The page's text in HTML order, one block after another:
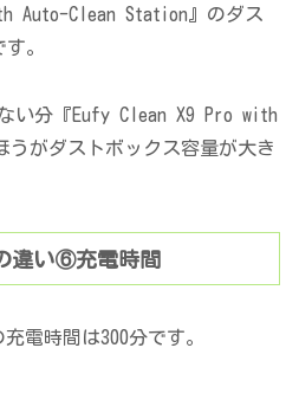
Auto-Clean Station』のダス
。
い分『Eufy Clean X9 Pro with
がダストボックス容量が大き
違い⑥充電時間
電時間は300分です。